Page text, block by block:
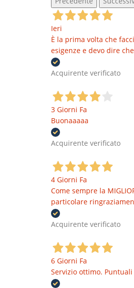
Ieri
È la prima volta che
esigenze e devo dire
Acquirente verificato
3 Giorni Fa
Buonaaaaa
Acquirente verificato
4 Giorni Fa
Come sempre la
particolare
Acquirente verificato
6 Giorni Fa
Servizio ottimo.